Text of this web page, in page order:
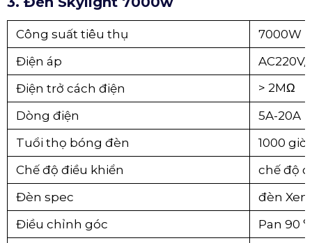
Công suất tiêu thụ
7000W
Điện áp
AC220V/
Điện trở cách điện
> 2MΩ
Dòng điện
5A-20A
Tuổi thọ bóng đèn
1000 giờ.
Chế độ điều khiển
chế độ
Đèn spec
đèn
Điều chỉnh góc
Pan 90